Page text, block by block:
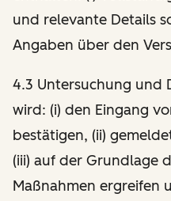
und relevante Details
Angaben über den
4.3 Untersuchung und
wird: (i) den Eingang
bestätigen, (ii)
(iii) auf der Grundlage
Maßnahmen ergreifen